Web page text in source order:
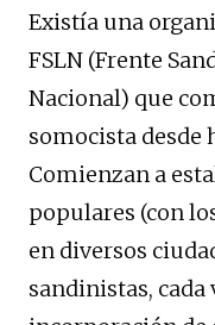
Existía una
FSLN (Frente
Nacional) que
somocista desde
Comienzan a
populares (con
en diversos
sandinistas,